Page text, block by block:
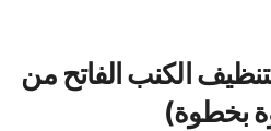
الكنب الفاتح من
بخطوة)